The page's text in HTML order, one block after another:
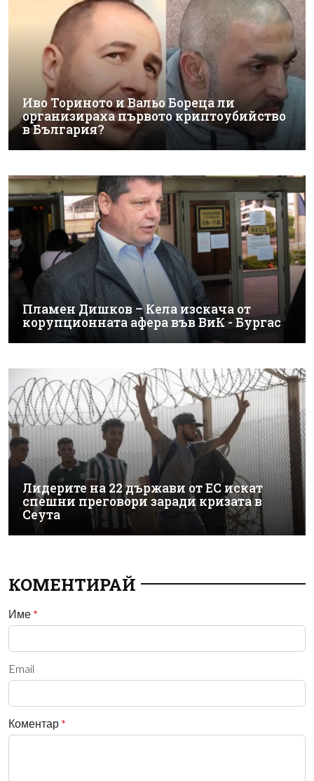
Иво Ториното и Вальо Бореца ли
организираха първото криптоубийство
в България?
Пламен Дишков – Кела изскача от
корупционната афера във ВиК - Бургас
Лидерите на 22 държави от ЕС искат
спешни преговори заради кризата в
Сеута
КОМЕНТИРАЙ
Име *
Email
Коментар *